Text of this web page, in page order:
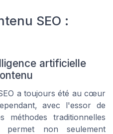
SEO :
artificielle
a toujours été au cœur
avec l'essor de
méthodes traditionnelles
permet non seulement